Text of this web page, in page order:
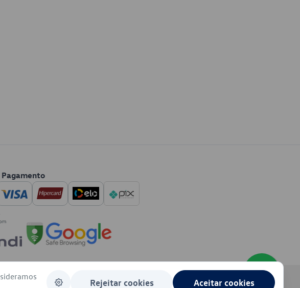
Pagamento
Rejeitar cookies Aceitar cookies